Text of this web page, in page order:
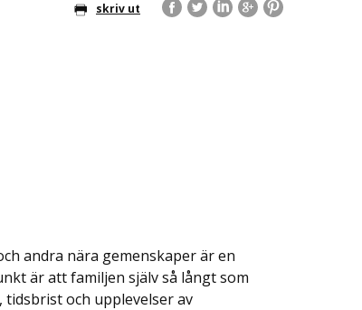
skriv ut
andra nära gemenskaper är en
är att familjen själv så långt som
och upplevelser av